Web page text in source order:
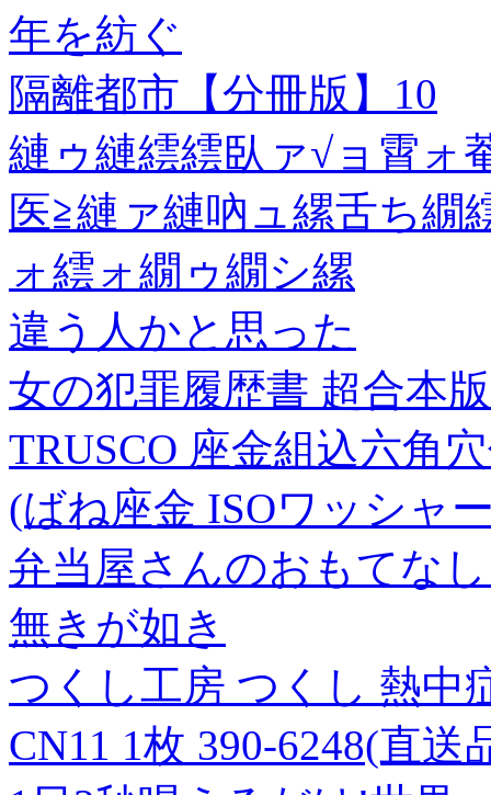
年を紡ぐ
隔離都市【分冊版】10
縺ゥ縺繧繧臥ァ√ョ霄ォ
医≧縺ァ縺吶ュ縲舌ち繝
ォ繧ォ繝ゥ繝シ縲
違う人かと思った
女の犯罪履歴書 超合本
TRUSCO 座金組込六角
(ばね座金 ISOワッシャ
弁当屋さんのおもてな
無きが如き
つくし工房 つくし 熱中
CN11 1枚 390-6248(直送